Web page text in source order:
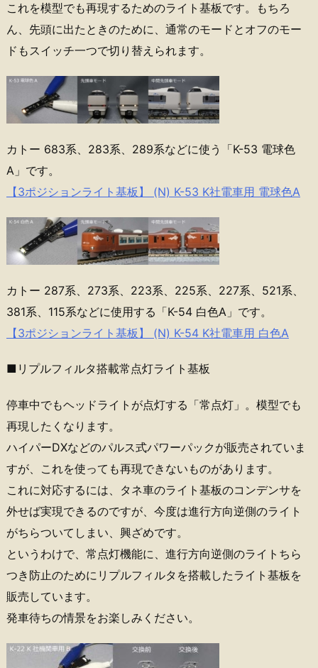
これを模型でも再現するためのライト基板です。もちろ
ん、先頭に出たときのために、通常のモードとオフのモー
ドもスイッチ一つで切り替えられます。
カトー 683系、283系、289系などに使う「K-53 電球色
A」です。
【3ポジションライト基板】 (N) K-53 K社電車用 電球色A
カトー 287系、273系、223系、225系、227系、521系、
381系、115系などに使用する「K-54 白色A」です。
【3ポジションライト基板】 (N) K-54 K社電車用 白色A
■リプルフィルタ搭載常点灯ライト基板
停車中でもヘッドライトが点灯する「常点灯」。模型でも
再現したくなります。
ハイパーDXなどのパルス式パワーパックが販売されていま
すが、これを使っても再現できないものがあります。
これに対応するには、タネ車のライト基板のコンデンサを
外せば実現できるのですが、今度は進行方向逆側のライト
がちらついてしまい、興ざめです。
というわけで、常点灯機能に、進行方向逆側のライトちら
つき防止のためにリプルフィルタを搭載したライト基板を
販売しています。
発車待ちの情景をお楽しみください。